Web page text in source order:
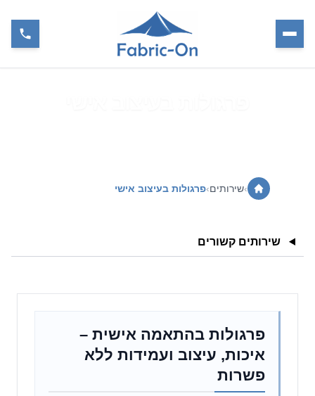
›שירותים›פרגולות בעיצוב אישי
שירותים קשורים
פרגולות בהתאמה אישית –
איכות, עיצוב ועמידות ללא
פשרות